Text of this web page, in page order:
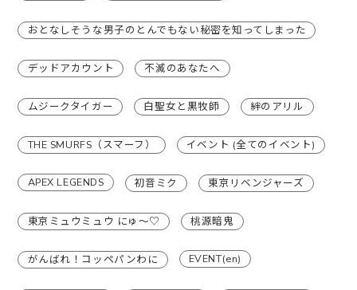
おとなしそうな男子のとんでもない秘密を知ってしまった
デッドアカウント 不滅のあなたへ
ムジークタイガー 白聖女と黒牧師 絆のアリル
THE SMURFS（スマーフ） イベント (全てのイベント)
APEX LEGENDS 初音ミク 東京リベンジャーズ
東京ミュウミュウ にゅ〜♡ 桃源暗鬼
がんばれ！コッペパンわに EVENT(en)